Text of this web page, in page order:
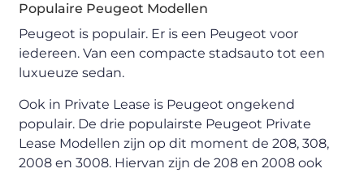
Populaire Peugeot Modellen
Peugeot is populair. Er is een Peugeot voor
iedereen. Van een compacte stadsauto tot een
luxueuze sedan.
Ook in Private Lease is Peugeot ongekend
populair. De drie populairste Peugeot Private
Lease Modellen zijn op dit moment de 208, 308,
2008 en 3008. Hiervan zijn de 208 en 2008 ook